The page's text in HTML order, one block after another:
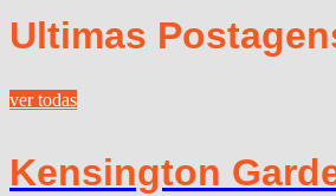
Ultimas
ver todas
Kensington